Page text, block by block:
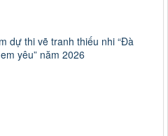
dự thi vẽ tranh thiếu nhi “Đà
yêu” năm 2026